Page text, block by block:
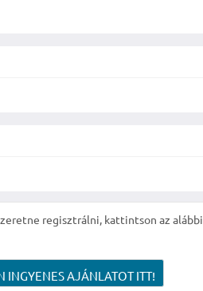
regisztrálni, kattintson az alábbi
INGYENES AJÁNLATOT ITT!